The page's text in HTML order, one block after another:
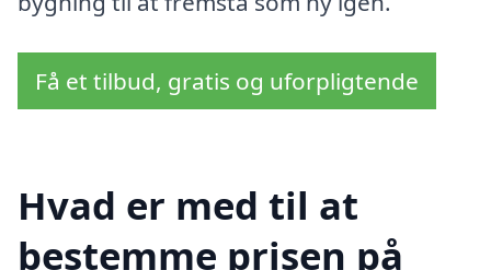
Få et tilbud, gratis og uforpligtende
Hvad er med til at
bestemme prisen på